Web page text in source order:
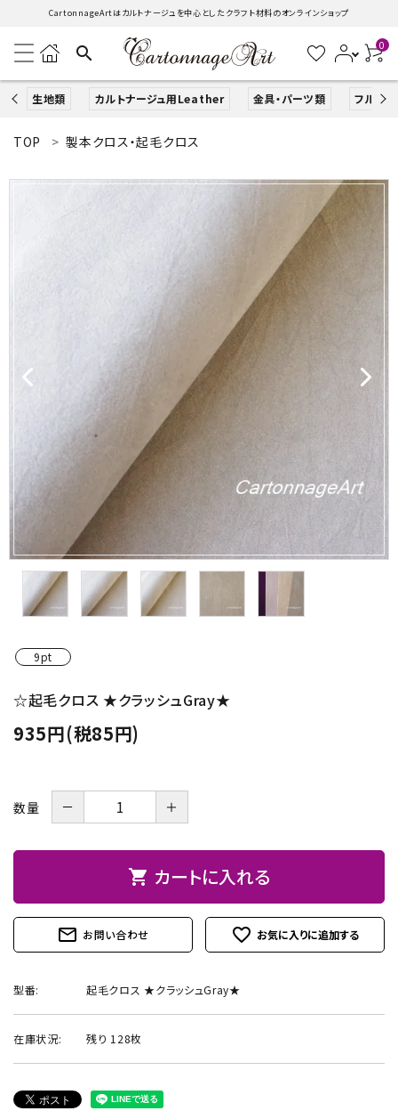
CartonnageArtはカルトナージュを中心としたクラフト材料のオンラインショップ
search 0
生地類 カルトナージュ用Leather 金具・パーツ類 フルキッ
ACCOUNT MENU
カルトナージュLeather用
金具・パーツ類
フルキット
Jolipapier
デコレーション材料
道具類
基本材料
コンテンツ
グループ
お問い合わせ
TOP 製本クロス・起毛クロス
9pt
☆起毛クロス ★クラッシュGray★
935円(税85円)
数量 － ＋
shopping_cart カートに入れる
mail_outline お問い合わせ favorite_outline
型番: 起毛クロス ★クラッシュGray★
在庫状況: 残り 128枚